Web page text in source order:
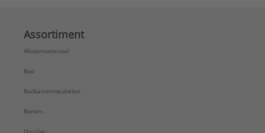
Assortiment
Afvoermateriaal
Bad
Badkamermeubelen
Boilers
Douche